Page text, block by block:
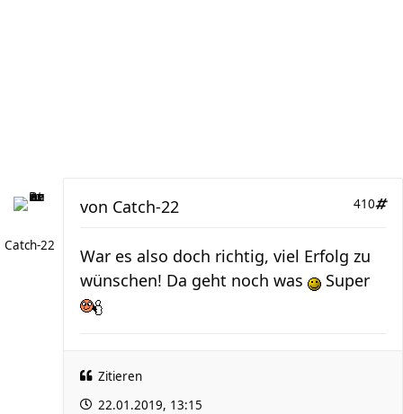
Catch-22
410
von Catch-22
War es also doch richtig, viel Erfolg zu
wünschen! Da geht noch was
Super
Zitieren
22.01.2019, 13:15